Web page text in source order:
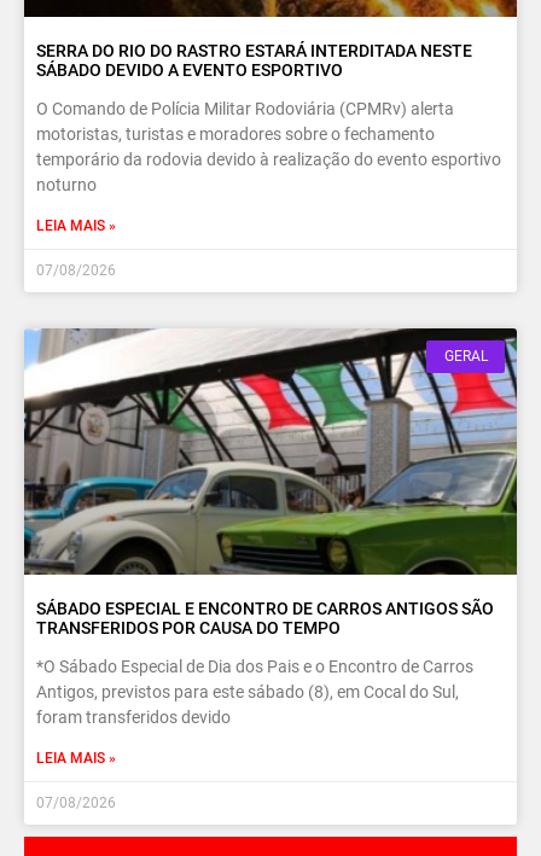
SERRA DO RIO DO RASTRO ESTARÁ INTERDITADA NESTE
SÁBADO DEVIDO A EVENTO ESPORTIVO
O Comando de Polícia Militar Rodoviária (CPMRv) alerta
motoristas, turistas e moradores sobre o fechamento
temporário da rodovia devido à realização do evento esportivo
noturno
LEIA MAIS »
07/08/2026
GERAL
SÁBADO ESPECIAL E ENCONTRO DE CARROS ANTIGOS SÃO
TRANSFERIDOS POR CAUSA DO TEMPO
*O Sábado Especial de Dia dos Pais e o Encontro de Carros
Antigos, previstos para este sábado (8), em Cocal do Sul,
foram transferidos devido
LEIA MAIS »
07/08/2026